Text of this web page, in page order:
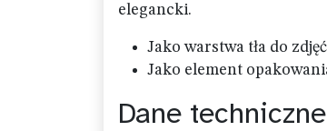
elegancki.
Jako warstwa tła do
Jako element
Dane